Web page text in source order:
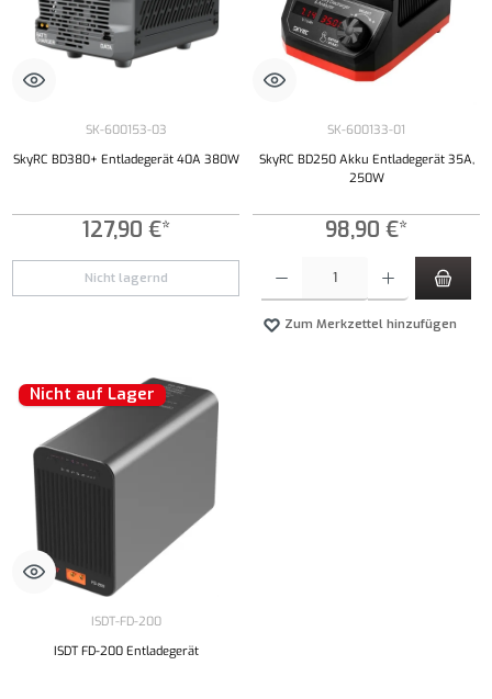
SK-600153-03
SkyRC BD380+ Entladegerät 40A 380W
127,90 €*
Nicht lagernd
SK-600133-01
SkyRC BD250 Akku Entladegerät 35A,
250W
98,90 €*
Zum Merkzettel hinzufügen
Nicht auf Lager
ISDT-FD-200
ISDT FD-200 Entladegerät